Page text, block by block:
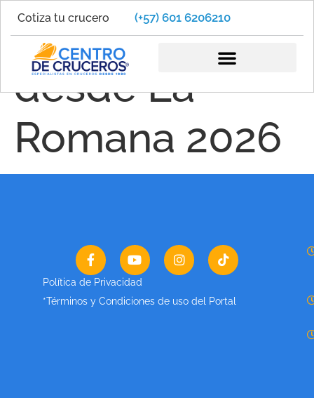
Cotiza tu crucero (+57) 601 6206210
Cruceros
desde La
Romana 2026
Política de Privacidad
*Términos y Condiciones de uso del Portal